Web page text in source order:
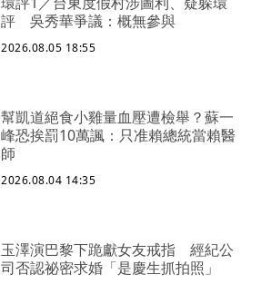
評 吳秀華爭議：概無參與
2026.08.05 18:55
幫凱道絕食小雞量血壓遭檢舉？蘇一
峰恐挨罰10萬諷：只准賴總統當賴醫
師
2026.08.04 14:35
玉澤演巴黎下跪獻女友戒指 經紀公
司否認祕密求婚「是慶生抓拍照」